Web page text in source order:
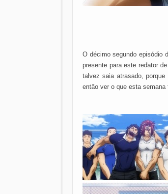
O décimo segundo episódio
presente para este redator
talvez saia atrasado,
então ver o que esta semana